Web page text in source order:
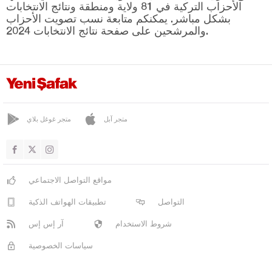
يابراكلي
يايلاكنت
دينيزلي
دياربكر
إلازغ
إيرزينجان
أرضروم
إيسكي شهير
الأحزاب التركية في 81 ولاية ومنطقة ونتائج الانتخابات
بشكل مباشر. يمكنكم متابعة نسب تصويت الأحزاب
والمرشحين على صفحة نتائج الانتخابات 2024.
متجر غوغل بلاي متجر آبل
مواقع التواصل الاجتماعي
تطبيقات الهواتف الذكية التواصل
آر إس إس شروط الاستخدام
سياسات الخصوصية